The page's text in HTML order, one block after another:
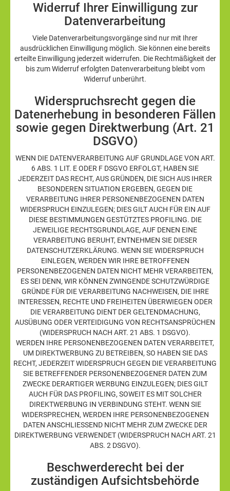
Widerruf Ihrer Einwilligung zur
Datenverarbeitung
Viele Datenverarbeitungsvorgänge sind nur mit Ihrer
ausdrücklichen Einwilligung möglich. Sie können eine bereits
erteilte Einwilligung jederzeit widerrufen. Die Rechtmäßigkeit der
bis zum Widerruf erfolgten Datenverarbeitung bleibt vom
Widerruf unberührt.
Widerspruchsrecht gegen die
Datenerhebung in besonderen Fällen
sowie gegen Direktwerbung (Art. 21
DSGVO)
WENN DIE DATENVERARBEITUNG AUF GRUNDLAGE VON ART.
6 ABS. 1 LIT. E ODER F DSGVO ERFOLGT, HABEN SIE
JEDERZEIT DAS RECHT, AUS GRÜNDEN, DIE SICH AUS IHRER
BESONDEREN SITUATION ERGEBEN, GEGEN DIE
VERARBEITUNG IHRER PERSONENBEZOGENEN DATEN
WIDERSPRUCH EINZULEGEN; DIES GILT AUCH FÜR EIN AUF
DIESE BESTIMMUNGEN GESTÜTZTES PROFILING. DIE
JEWEILIGE RECHTSGRUNDLAGE, AUF DENEN EINE
VERARBEITUNG BERUHT, ENTNEHMEN SIE DIESER
DATENSCHUTZERKLÄRUNG. WENN SIE WIDERSPRUCH
EINLEGEN, WERDEN WIR IHRE BETROFFENEN
PERSONENBEZOGENEN DATEN NICHT MEHR VERARBEITEN,
ES SEI DENN, WIR KÖNNEN ZWINGENDE SCHUTZWÜRDIGE
GRÜNDE FÜR DIE VERARBEITUNG NACHWEISEN, DIE IHRE
INTERESSEN, RECHTE UND FREIHEITEN ÜBERWIEGEN ODER
DIE VERARBEITUNG DIENT DER GELTENDMACHUNG,
AUSÜBUNG ODER VERTEIDIGUNG VON RECHTSANSPRÜCHEN
(WIDERSPRUCH NACH ART. 21 ABS. 1 DSGVO).
WERDEN IHRE PERSONENBEZOGENEN DATEN VERARBEITET,
UM DIREKTWERBUNG ZU BETREIBEN, SO HABEN SIE DAS
RECHT, JEDERZEIT WIDERSPRUCH GEGEN DIE VERARBEITUNG
SIE BETREFFENDER PERSONENBEZOGENER DATEN ZUM
ZWECKE DERARTIGER WERBUNG EINZULEGEN; DIES GILT
AUCH FÜR DAS PROFILING, SOWEIT ES MIT SOLCHER
DIREKTWERBUNG IN VERBINDUNG STEHT. WENN SIE
WIDERSPRECHEN, WERDEN IHRE PERSONENBEZOGENEN
DATEN ANSCHLIESSEND NICHT MEHR ZUM ZWECKE DER
DIREKTWERBUNG VERWENDET (WIDERSPRUCH NACH ART. 21
ABS. 2 DSGVO).
Beschwerde­recht bei der
zuständigen Aufsichts­behörde